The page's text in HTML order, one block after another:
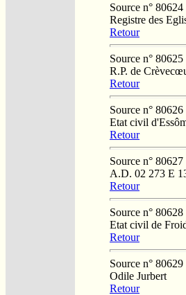
Source n° 80624
Registre des
Retour
Source n° 80625
R.P. de
Retour
Source n° 80626
Etat civil
Retour
Source n° 80627
A.D. 02 273 E
Retour
Source n° 80628
Etat civil de
Retour
Source n° 80629
Odile Jurbert
Retour